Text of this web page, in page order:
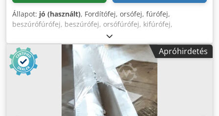
Állapot: jó (használt), Fordítófej, orsófej, fúrófej,
beszúrófúrófej, beszúrófej, orsófúrófej, kifúrófej,
orsószerszám, sík- és kifúrófej Közép, Sík- és kifúrófej típus
- Befogás: MK4 - Méretek: 222/87/80 mm Codpfx Agsm
Dyhmj Ijha - Súly: 3,1 kg
Apróhirdetés